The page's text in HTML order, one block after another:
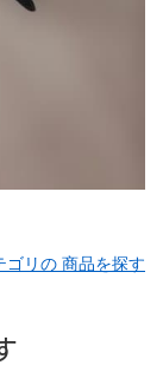
ゴリの 商品を探す